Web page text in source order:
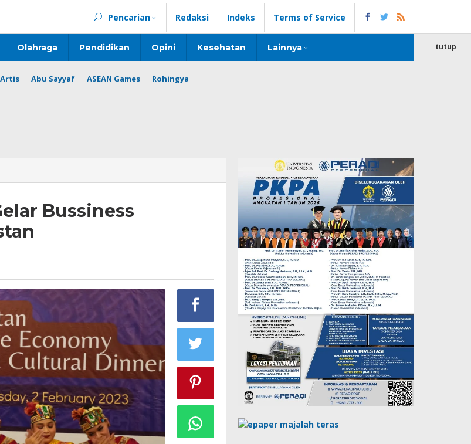
Pencarian Redaksi Indeks Terms of Service
Olahraga Pendidikan Opini Kesehatan Lainnya
Abu Sayyaf ASEAN Games Rohingya
tutup
Bussiness